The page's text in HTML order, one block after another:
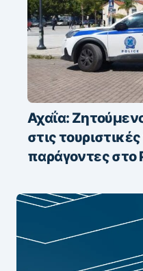
Αχαΐα:
στις
παράγοντες στο